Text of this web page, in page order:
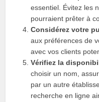
essentiel. Évitez les
pourraient prêter à
Considérez votre
aux préférences de
avec vos clients
Vérifiez la
choisir un nom,
par un autre
recherche en ligne